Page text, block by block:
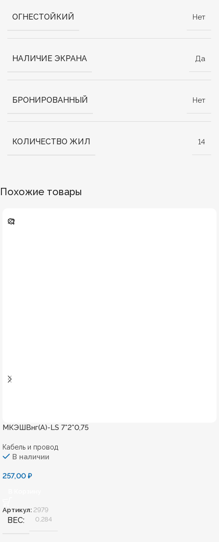
ОГНЕСТОЙКИЙ Нет
НАЛИЧИЕ ЭКРАНА Да
БРОНИРОВАННЫЙ Нет
КОЛИЧЕСТВО ЖИЛ 14
Похожие товары
МКЭШВнг(А)-LS 7*2*0,75
Кабель и провод
В наличии
257,00 ₽
Артикул: 2979
ВЕС 0,284